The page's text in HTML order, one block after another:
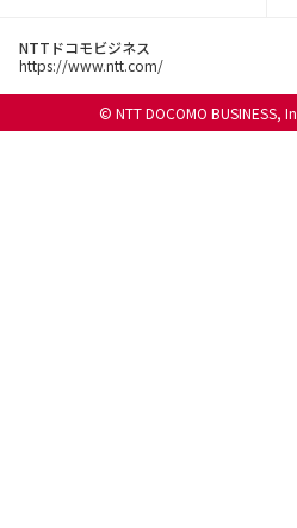
NTTドコモビジネス
https://www.ntt.com/
© NTT DOCOMO BUSINESS,